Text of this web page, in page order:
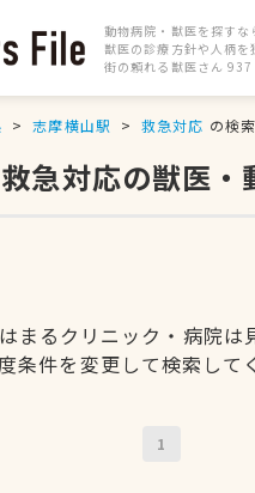
動物病院・獣医を探すな
獣医の診療方針や人柄を
街の頼れる獣医さん
志摩横山駅 救急対応 の検
急対応の獣医・
まるクリニック・病院は
条件を変更して検索して
1